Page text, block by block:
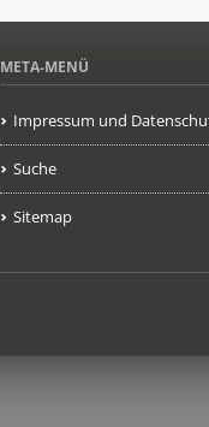
META-MENÜ
Impressum und
Suche
Sitemap